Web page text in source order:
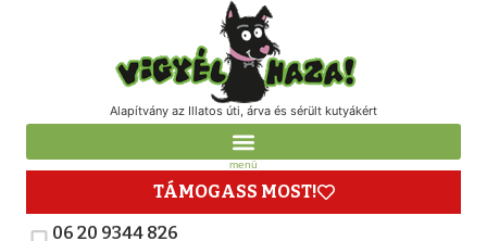
Alapítvány az Illatos úti, árva és sérült kutyákért
menü
TÁMOGASS MOST!
06 20 9344 826